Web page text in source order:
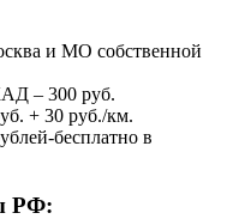
и МО собственной
– 300 руб.
+ 30 руб./км.
бесплатно в
РФ: